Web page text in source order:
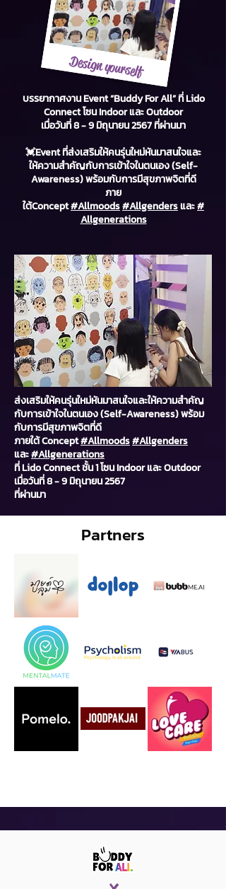
Design yourself
บรรยากาศงาน Event “Buddy For All” ที่ Lido
Connect โซน Indoor และ Outdoor
เมื่อวันที่ 8 - 9 มิถุนายน 2567 ที่ผ่านมา
💓Event ที่ส่งเสริมให้คนรุ่นใหม่หันมาสนใจและ
ให้ความสำคัญกับการเข้าใจในตนเอง (Self-
Awareness) พร้อมกับการมีสุขภาพจิตที่ดี
ภาย
ใต้Concept#Allmoods#Allgendersและ#
Allgenerations
ส่งเสริมให้คนรุ่นใหม่หันมาสนใจและให้ความสำคัญ
กับการเข้าใจในตนเอง (Self-Awareness) พร้อม
กับการมีสุขภาพจิตที่ดี
ภายใต้ Concept#Allmoods#Allgenders
และ#Allgenerations
ที่ Lido Connect ชั้น 1 โซน Indoor และ Outdoor
เมื่อวันที่ 8 - 9 มิถุนายน 2567
ที่ผ่านมา
Partners